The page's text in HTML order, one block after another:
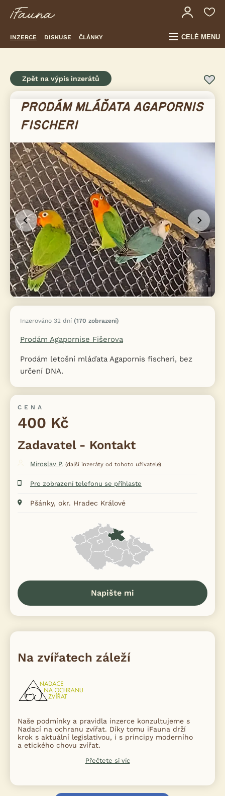
INZERCE DISKUSE ČLÁNKY CELÉ MENU
Zpět na výpis inzerátů
Inzerováno 32 dní (170 zobrazení)
Prodám Agapornise Fišerova
Prodám letošní mláďata Agapornis fischeri, bez
určení DNA.
CENA
400 Kč
Zadavatel - Kontakt
Miroslav P. (další inzeráty od tohoto uživatele)
Pro zobrazení telefonu se přihlaste
Pšánky, okr. Hradec Králové
Napište mi
Na zvířatech záleží
Naše podmínky a pravidla inzerce konzultujeme s
Nadací na ochranu zvířat. Díky tomu iFauna drží
krok s aktuální legislativou, i s principy moderního
a etického chovu zvířat.
Přečtete si víc
PRODÁM MLÁĎATA AGAPORNIS
FISCHERI